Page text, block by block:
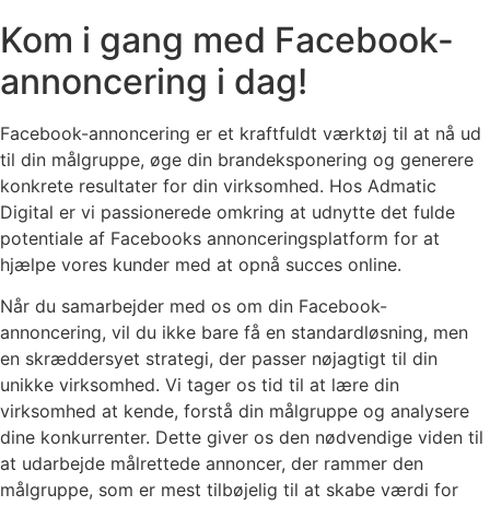
Kom i gang med Facebook-
annoncering i dag!
Facebook-annoncering er et kraftfuldt værktøj til at nå ud
til din målgruppe, øge din brandeksponering og generere
konkrete resultater for din virksomhed. Hos Admatic
Digital er vi passionerede omkring at udnytte det fulde
potentiale af Facebooks annonceringsplatform for at
hjælpe vores kunder med at opnå succes online.
Når du samarbejder med os om din Facebook-
annoncering, vil du ikke bare få en standardløsning, men
en skræddersyet strategi, der passer nøjagtigt til din
unikke virksomhed. Vi tager os tid til at lære din
virksomhed at kende, forstå din målgruppe og analysere
dine konkurrenter. Dette giver os den nødvendige viden til
at udarbejde målrettede annoncer, der rammer den
målgruppe, som er mest tilbøjelig til at skabe værdi for